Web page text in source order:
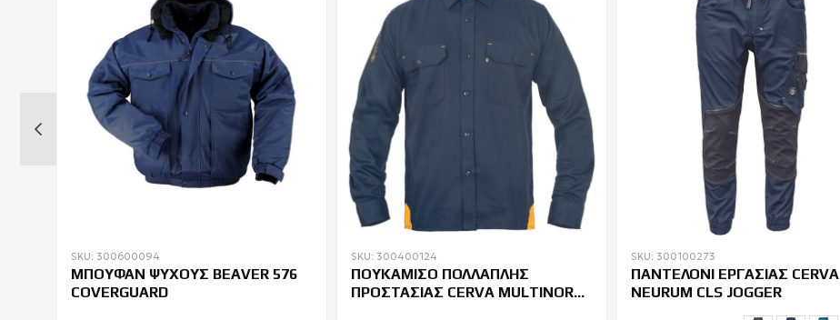
SKU: 300600094
ΜΠΟΥΦΑΝ ΨΥΧΟΥΣ BEAVER 576
COVERGUARD
SKU: 300400124
ΠΟΥΚΑΜΙΣΟ ΠΟΛΛΑΠΛΗΣ
ΠΡΟΣΤΑΣΙΑΣ CERVA MULTINORM
SKU: 300100273
ΠΑΝΤΕΛΟΝΙ ΕΡΓΑΣΙΑΣ CERVA
NEURUM CLS JOGGER